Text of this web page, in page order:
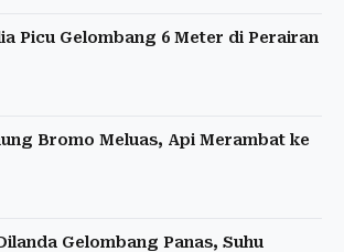
Picu Gelombang 6 Meter di Perairan
Bromo Meluas, Api Merambat ke
Gelombang Panas, Suhu